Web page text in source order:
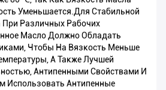
Уменьшается.Для Стабильной
При Различных Рабочих
Масло Должно Обладать
Чтобы На Вязкость Меньше
А Также Лучшей
Антипенными Свойствами И
Использовать Антипенные